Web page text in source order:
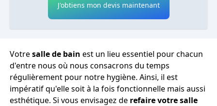
J'obtiens mon devis maintenant
Votresalle de bain est un lieu essentiel pour chacun
d'entre nous où nous consacrons du temps
régulièrement pour notre hygiène. Ainsi, il est
impératif qu'elle soit à la fois fonctionnelle mais aussi
esthétique. Si vous envisagez de refaire votre salle